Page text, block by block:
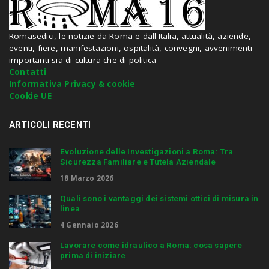
h
i
t
e
n
t
e
r
Romasedici, le notizie da Roma e dall'Italia, attualità, aziende,
eventi, fiere, manifestazioni, ospitalità, convegni, avvenimenti
importanti sia di cultura che di politica
Contatti
Informativa Privacy & cookie
Cookie UE
ARTICOLI RECENTI
Evoluzione delle Investigazioni a Roma: Tra
Sicurezza Familiare e Tutela Aziendale
18 Marzo 2026
Quali sono i vantaggi dei sistemi ottici di misura in
linea
4 Gennaio 2026
Lavorare come idraulico a Roma: cosa sapere
prima di iniziare